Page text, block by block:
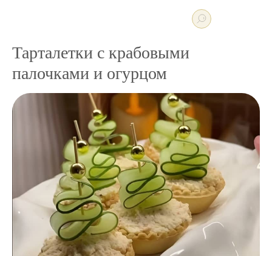
Тарталетки с крабовыми
палочками и огурцом